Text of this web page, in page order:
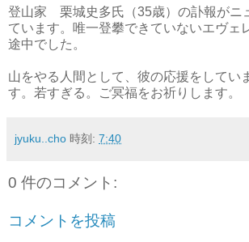
登山家 栗城史多氏（35歳）の訃報がニ
ています。唯一登攀できていないエヴェ
途中でした。
山をやる人間として、彼の応援をしてい
す。若すぎる。ご冥福をお祈りします。
jyuku..cho 時刻: 7:40
0 件のコメント:
コメントを投稿